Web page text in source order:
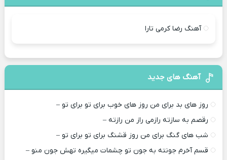
آهنگ رضا کرمی تارا
آهنگ های جدید
روز های بد برای من روز های خوب برای تو برای تو –
رقصم به سازته رازمی راز من رازته –
شب های گنگ برای من روز قشنگ برای تو برای تو –
قسم آخرم جونته به جون تو چشمات میگیره تهش جون منو –